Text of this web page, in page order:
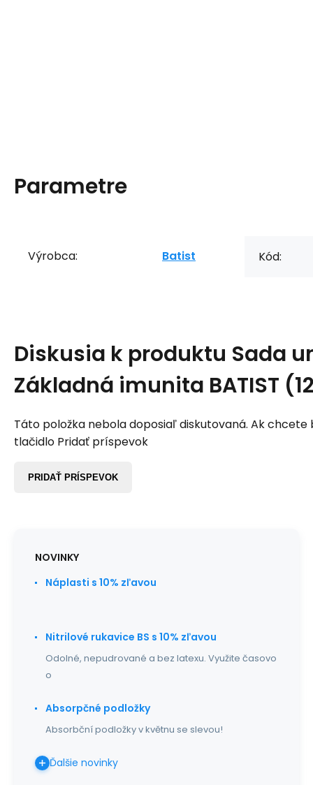
Parametre
Výrobca: Batist Kód:
Diskusia k produktu Sada
Základná imunita BATIST
Táto položka nebola doposiaľ diskutovaná. Ak chcete
tlačidlo Pridať príspevok
PRIDAŤ PRÍSPEVOK
NOVINKY
Náplasti s 10% zľavou
Nitrilové rukavice BS s 10% zľavou
Odolné, nepudrované a bez latexu. Využite časovo
o
Absorpčné podložky
Absorbční podložky v květnu se slevou!
Ďalšie novinky